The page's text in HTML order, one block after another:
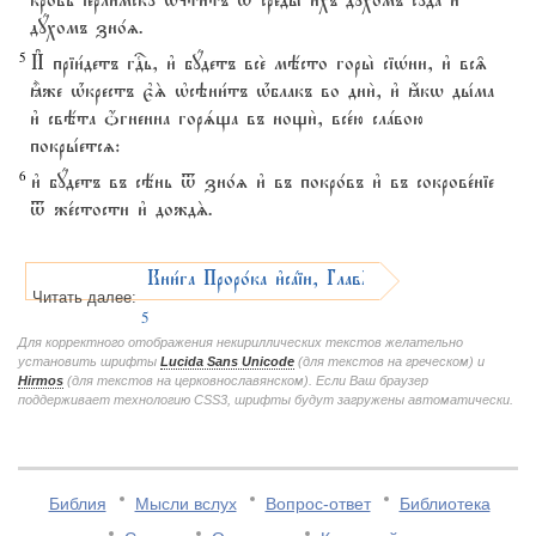
дyхомъ зно1z.
5 И# пріи1детъ гDь, и3 бyдетъ все2 мёсто горы2 сіHни, и3 вс‰
±же њ1крестъ є3S њсэни1тъ њ1блакъ во дни2, и3 ћкw ды1ма
и3 свёта џгненна горsща въ нощи2, все1ю слaвою
покры1етсz:
6 и3 бyдетъ въ сёнь t зно1z и3 въ покро1въ и3 въ сокрове1ніе
t же1стости и3 дождS.
Читать далее:
Кни1га Проро1ка и3сaіи, ГлавA
5
Для корректного отображения некириллических текстов желательно
установить шрифты Lucida Sans Unicode (для текстов на греческом) и
Hirmos (для текстов на церковнославянском). Если Ваш браузер
поддерживает технологию CSS3, шрифты будут загружены автоматически.
Библия Мысли вслух Вопрос-ответ
Библиотека